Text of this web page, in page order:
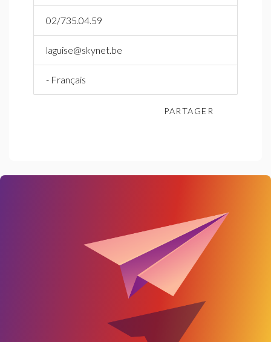
02/735.04.59
laguise@skynet.be
- Français
PARTAGER